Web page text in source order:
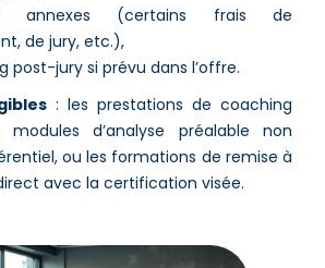
annexes (certains frais de
de jury, etc.),
post-jury si prévu dans l’offre.
: les prestations de coaching
d’analyse préalable non
ou les formations de remise à
avec la certification visée.